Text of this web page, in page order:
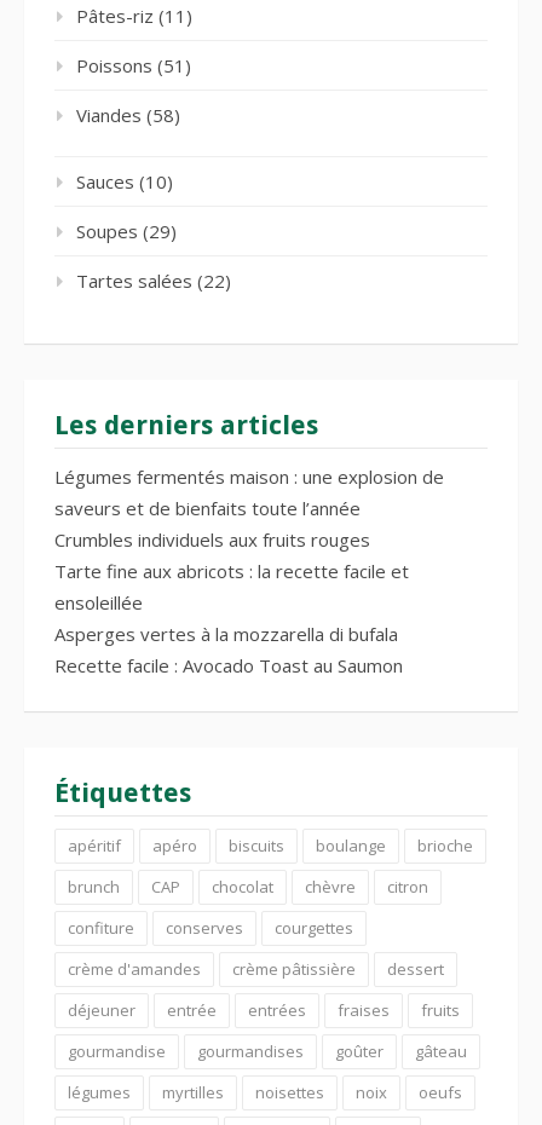
Pâtes-riz (11)
Poissons (51)
Viandes (58)
Sauces (10)
Soupes (29)
Tartes salées (22)
Les derniers articles
Légumes fermentés maison : une explosion de
saveurs et de bienfaits toute l’année
Crumbles individuels aux fruits rouges
Tarte fine aux abricots : la recette facile et
ensoleillée
Asperges vertes à la mozzarella di bufala
Recette facile : Avocado Toast au Saumon
Étiquettes
apéritif apéro biscuits boulange
brioche
brunch
CAP chocolat chèvre
citron
confiture
conserves
courgettes
crème d'amandes
crème pâtissière
dessert
déjeuner
entrée entrées fraises
fruits
gourmandise
gourmandises goûter
gâteau
légumes
myrtilles noisettes noix
oeufs